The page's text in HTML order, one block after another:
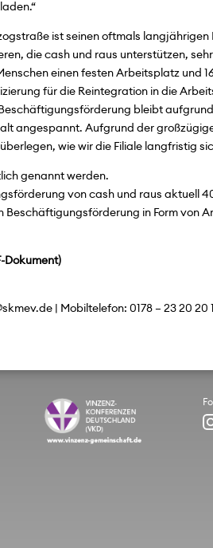
ist seinen oftmals langjährigen
die cash und raus unterstützen,
einen festen Arbeitsplatz und
für die Reintegration in die
bleibt
angespannt. Aufgrund der
wie wir die Filiale langfristig
genannt werden.
von cash und raus aktuell
in Form von
| Mobiltelefon: 0178 – 23 20 20 1